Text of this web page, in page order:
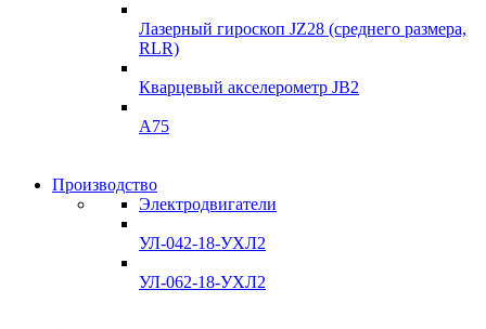
Лазерный гироскоп JZ28 (среднего размера,
RLR)
Кварцевый акселерометр JB2
A75
Склад
Подробнее
Гироскопы
Производство
Электродвигатели
УЛ-042-18-УХЛ2
УЛ-062-18-УХЛ2